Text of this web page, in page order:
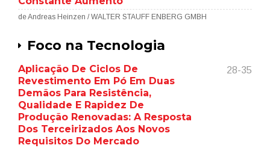
de Andreas Heinzen / WALTER STAUFF ENBERG GMBH
Foco na Tecnologia
Aplicação De Ciclos De
Revestimento Em Pó Em Duas
Demãos Para Resistência,
Qualidade E Rapidez De
Produção Renovadas: A Resposta
Dos Terceirizados Aos Novos
Requisitos Do Mercado
28-35